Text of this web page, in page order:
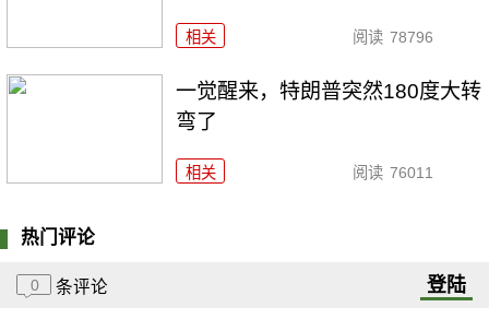
相关 阅读 78796
一觉醒来，特朗普突然180度大转
弯了
相关 阅读 76011
热门评论
0 条评论 登陆